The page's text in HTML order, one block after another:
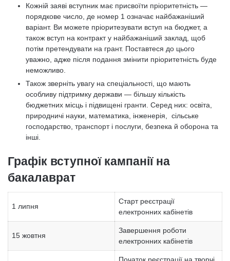
Кожній заяві вступник має присвоїти пріоритетність —
порядкове число, де номер 1 означає найбажаніший
варіант. Ви можете пріоритезувати вступ на бюджет, а
також вступ на контракт у найбажаніший заклад, щоб
потім претендувати на грант. Поставтеся до цього
уважно, адже після подання змінити пріоритетність буде
неможливо.
Також зверніть увагу на спеціальності, що мають
особливу підтримку держави — більшу кількість
бюджетних місць і підвищені гранти. Серед них: освіта,
природничі науки, математика, інженерія, сільське
господарство, транспорт і послуги, безпека й оборона та
інші.
Графік вступної кампанії на
бакалаврат
1 липня
Старт реєстрації
електронних кабінетів
15 жовтня
Завершення роботи
електронних кабінетів
Початок реєстрації на творчі